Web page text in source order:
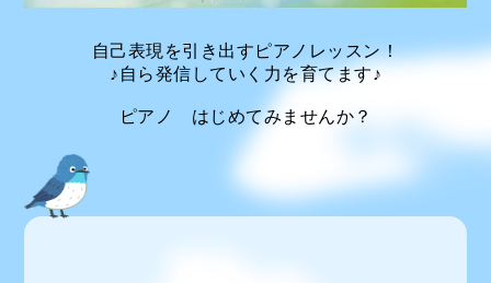
自己表現を引き出すピアノレッスン！
♪自ら発信していく力を育てます♪
ピアノ はじめてみませんか？